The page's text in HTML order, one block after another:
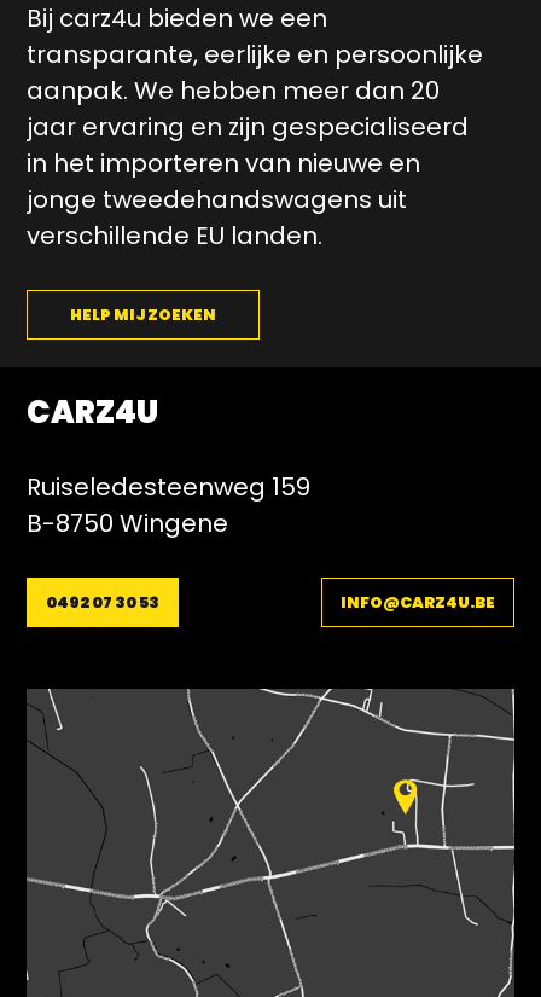
Bij carz4u bieden we een
transparante, eerlijke en persoonlijke
aanpak. We hebben meer dan 20
jaar ervaring en zijn gespecialiseerd
in het importeren van nieuwe en
jonge tweedehandswagens uit
verschillende EU landen.
HELP MIJ ZOEKEN
CARZ4U
Ruiseledesteenweg 159
B-8750 Wingene
0492 07 30 53 INFO@CARZ4U.BE